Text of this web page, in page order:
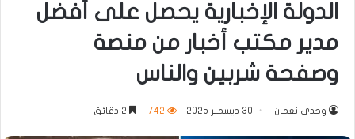
الدولة الإخبارية يحصل على أفضل
مدير مكتب أخبار من منصة
وصفحة شربين والناس
وجدى نعمان 30 ديسمبر 2025 742